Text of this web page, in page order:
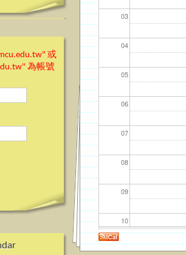
或
為帳號
03
04
05
06
07
08
09
10
11